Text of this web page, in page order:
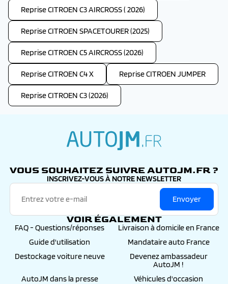
Reprise CITROEN C3 AIRCROSS ( 2026)
Reprise CITROEN SPACETOURER (2025)
Reprise CITROEN C5 AIRCROSS (2026)
Reprise CITROEN C4 X Reprise CITROEN JUMPER
Reprise CITROEN C3 (2026)
VOUS SOUHAITEZ SUIVRE AUTOJM.FR ?
INSCRIVEZ-VOUS À NOTRE NEWSLETTER
Envoyer
VOIR ÉGALEMENT
FAQ - Questions/réponses
Livraison à domicile en France
Guide d'utilisation
Mandataire auto France
Destockage voiture neuve
Devenez ambassadeur
AutoJM !
AutoJM dans la presse
Véhicules d'occasion